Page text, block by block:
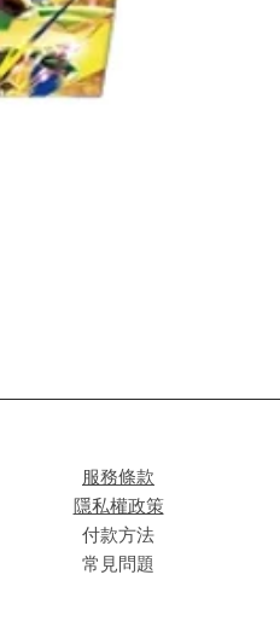
服務條款
隱私權政策
付款方法
常見問題